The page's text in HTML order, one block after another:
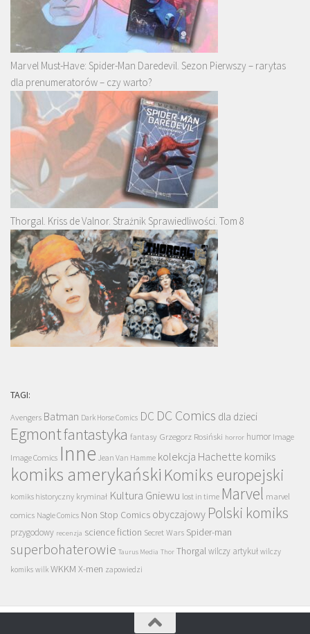
Marvel Must-Have: Spider-Man Daredevil. Sezon Pierwszy – rarytas
dla prenumeratorów – czy warto?
Thorgal. Kriss de Valnor. Strażnik Sprawiedliwości. Tom 8
TAGI:
Avengers Batman Dark Horse Comics DC DC Comics dla dzieci
Egmontfantastyka fantasy Grzegorz Rosiński horror humor Image
Image Comics Inne Jean Van Hamme kolekcja Hachette komiks
komiks amerykański Komiks europejski
komiks historyczny kryminał Kultura Gniewu lost in time Marvel marvel
comics Nagle Comics Non Stop Comics obyczajowy Polski komiks
przygodowy recenzja science fiction Secret Wars Spider-man
superbohaterowie Taurus Media Thor Thorgalwilczy artykuł wilczy
komiks wilk WKKM X-men zapowiedzi